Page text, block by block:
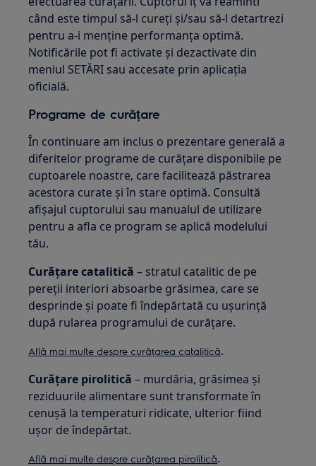
când este timpul să-l cureți și/sau să-l detartrezi
pentru a-i menține performanța optimă.
Notificările pot fi activate și dezactivate din
meniul SETĂRI sau accesate prin aplicația
oficială.
Programe de curățare
În continuare am inclus o prezentare generală a
diferitelor programe de curățare disponibile pe
cuptoarele noastre, care facilitează păstrarea
acestora curate și în stare optimă. Consultă
afișajul cuptorului sau manualul de utilizare
pentru a afla ce program se aplică modelului
tău.
Curățare catalitică – stratul catalitic de pe
pereții interiori absoarbe grăsimea, care se
desprinde și poate fi îndepărtată cu ușurință
după rularea programului de curățare.
Află mai multe despre curățarea catalitică.
Curățare pirolitică – murdăria, grăsimea și
reziduurile alimentare sunt transformate în
cenușă la temperaturi ridicate, ulterior fiind
ușor de îndepărtat.
Află mai multe despre curățarea pirolitică.